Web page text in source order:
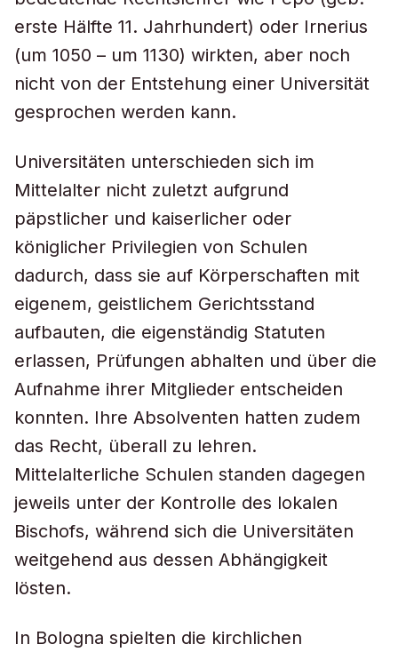
erste Hälfte 11. Jahrhundert) oder Irnerius
(um 1050 – um 1130) wirkten, aber noch
nicht von der Entstehung einer Universität
gesprochen werden kann.
Universitäten unterschieden sich im
Mittelalter nicht zuletzt aufgrund
päpstlicher und kaiserlicher oder
königlicher Privilegien von Schulen
dadurch, dass sie auf Körperschaften mit
eigenem, geistlichem Gerichtsstand
aufbauten, die eigenständig Statuten
erlassen, Prüfungen abhalten und über die
Aufnahme ihrer Mitglieder entscheiden
konnten. Ihre Absolventen hatten zudem
das Recht, überall zu lehren.
Mittelalterliche Schulen standen dagegen
jeweils unter der Kontrolle des lokalen
Bischofs, während sich die Universitäten
weitgehend aus dessen Abhängigkeit
lösten.
In Bologna spielten die kirchlichen